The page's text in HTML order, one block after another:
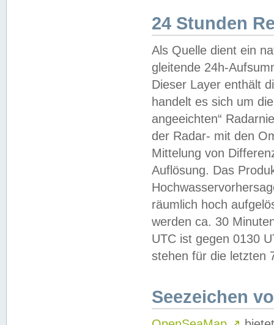
24 Stunden
Als Quelle dient ein
gleitende 24h-
Dieser Layer enthält
handelt es sich um
angeeichten“
der Radar- mit den
Mittelung von
Auflösung. Das
räumlich hoch
werden ca. 30
UTC ist gegen 0130
stehen für die letzten
Seezeichen